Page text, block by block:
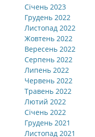
Січень 2023
Грудень 2022
Листопад 2022
Жовтень 2022
Вересень 2022
Серпень 2022
Липень 2022
Червень 2022
Травень 2022
Лютий 2022
Січень 2022
Грудень 2021
Листопад 2021